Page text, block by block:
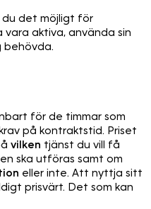
det möjligt för
aktiva, använda sin
behövda.
för de timmar som
på kontraktstid. Priset
vilken tjänst du vill få
ska utföras samt om
eller inte. Att nyttja sitt
prisvärt. Det som kan